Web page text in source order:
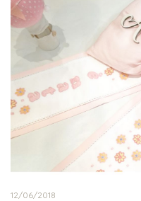
12/06/2018